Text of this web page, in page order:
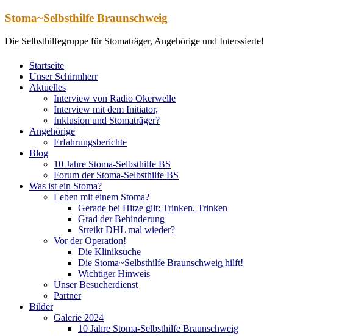
Zum
springen
Stoma~Selbsthilfe Braunschweig
Die Selbsthilfegruppe für Stomaträger, Angehörige und Interssierte!
Startseite
Unser Schirmherr
Aktuelles
Interview von Radio Okerwelle
Interview mit dem Initiator,
Inklusion und Stomaträger?
Angehörige
Erfahrungsberichte
Blog
10 Jahre Stoma-Selbsthilfe BS
Forum der Stoma-Selbsthilfe BS
Was ist ein Stoma?
Leben mit einem Stoma?
Gerade bei Hitze gilt: Trinken, Trinken
Grad der Behinderung
Streikt DHL mal wieder?
Vor der Operation!
Die Kliniksuche
Die Stoma~Selbsthilfe Braunschweig hilft!
Wichtiger Hinweis
Unser Besucherdienst
Partner
Bilder
Galerie 2024
10 Jahre Stoma-Selbsthilfe Braunschweig